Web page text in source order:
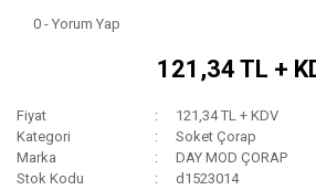
0 - Yorum Yap
121,34 TL +
Fiyat
121,34 TL + KDV
Kategori
Soket Çorap
Marka
DAY MOD ÇORAP
Stok Kodu
d1523014